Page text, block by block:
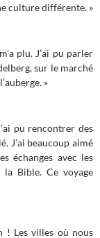
culture différente. »
plu. J’ai pu parler
sur le marché
»
pu rencontrer des
J’ai beaucoup aimé
échanges avec les
Bible. Ce voyage
! Les villes où nous